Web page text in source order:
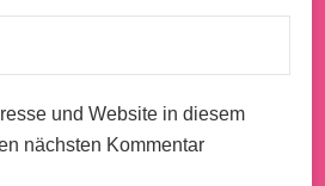
und Website in diesem
nächsten Kommentar